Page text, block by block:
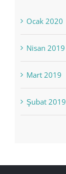
Ocak 2020
Nisan 2019
Mart 2019
Şubat 2019